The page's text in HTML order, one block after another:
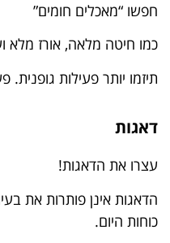
חפשו “מאכלים חומים”
כמו חיטה מלאה, אורז מלא
תיזמו יותר פעילות גופנית.
דאגות
עצרו את הדאגות!
הדאגות אינן פותרות את
כוחות היום.